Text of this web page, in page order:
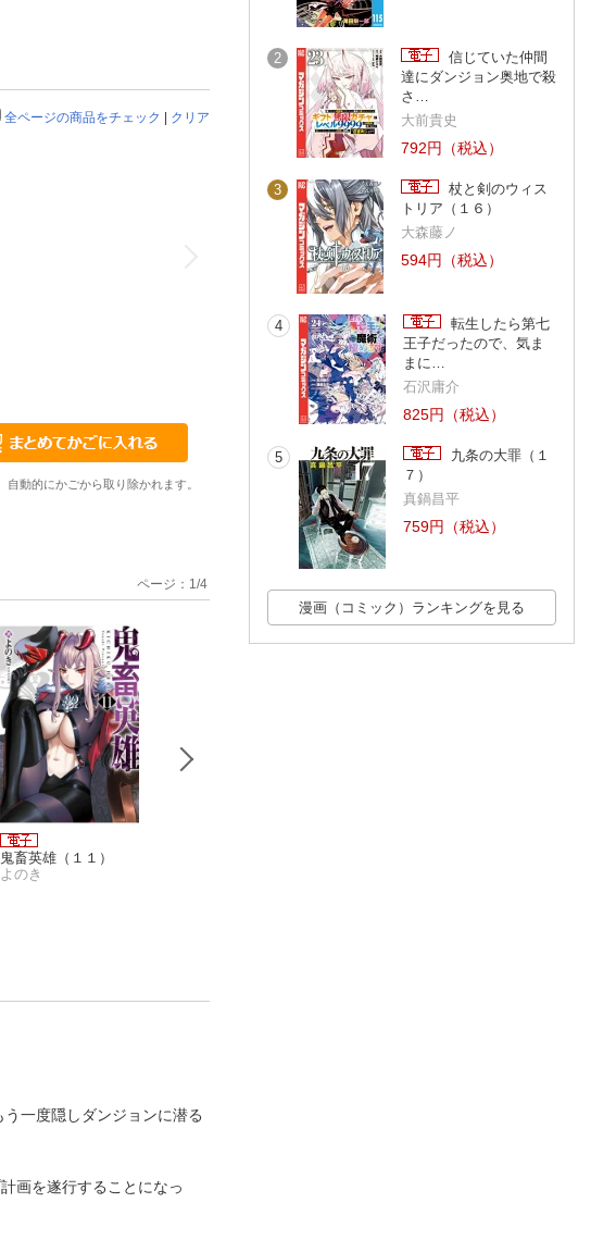
全ページの商品をチェック クリア
動的にかごから取り除かれます。
鬼畜英雄（１１）
よのき
ページ： 1/4
一度隠しダンジョンに潜る
画を遂行することになっ
2
信じていた仲間
達にダンジョン奥地で殺
さ…
大前貴史
792円（税込）
3
杖と剣のウィス
トリア（１６）
大森藤ノ
594円（税込）
4
転生したら第七
王子だったので、気ま
まに…
石沢庸介
825円（税込）
5
九条の大罪（１
７）
真鍋昌平
759円（税込）
漫画（コミック）ランキングを見る